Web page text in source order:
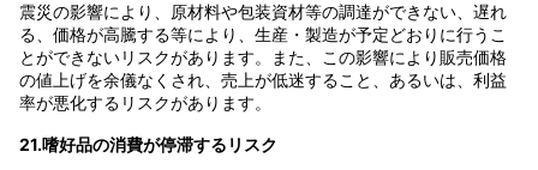
震災の影響により、原材料や包装資材等の調達ができない、遅れ
る、価格が高騰する等により、生産・製造が予定どおりに行うこ
とができないリスクがあります。また、この影響により販売価格
の値上げを余儀なくされ、売上が低迷すること、あるいは、利益
率が悪化するリスクがあります。
21.嗜好品の消費が停滞するリスク